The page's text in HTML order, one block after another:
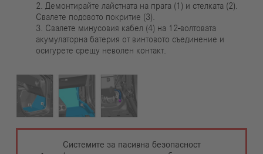
2. Демонтирайте лайстната на прага (1) и стелката (2).
Свалете подовото покритие (3).
3. Свалете минусовия кабел (4) на 12-волтовата
акумулаторна батерия от винтовото съединение и
осигурете срещу неволен контакт.
Системите за пасивна безопасност